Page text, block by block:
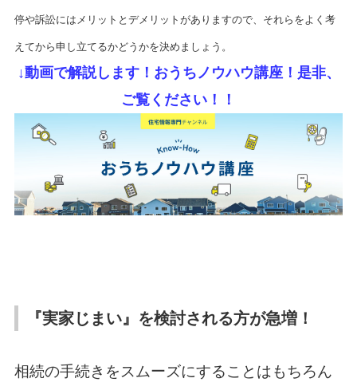
停や訴訟にはメリットとデメリットがありますので、それらをよく考
えてから申し立てるかどうかを決めましょう。
↓動画で解説します！おうちノウハウ講座！是非、
ご覧ください！！
『実家じまい』を検討される方が急増！
相続の手続きをスムーズにすることはもちろん